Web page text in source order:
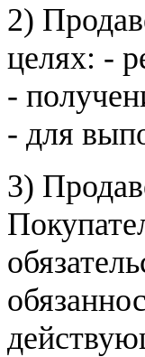
2)
целях: -
-
- для
3)